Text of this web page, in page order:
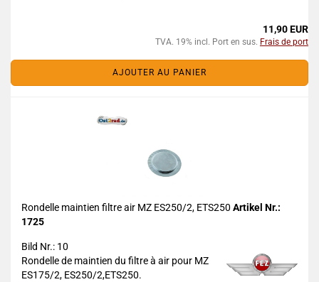
11,90 EUR
TVA. 19% incl. Port en sus. Frais de port
AJOUTER AU PANIER
Rondelle maintien filtre air MZ ES250/2, ETS250 Artikel Nr.:
1725
Bild Nr.: 10
Rondelle de maintien du filtre à air pour MZ
ES175/2, ES250/2,ETS250.